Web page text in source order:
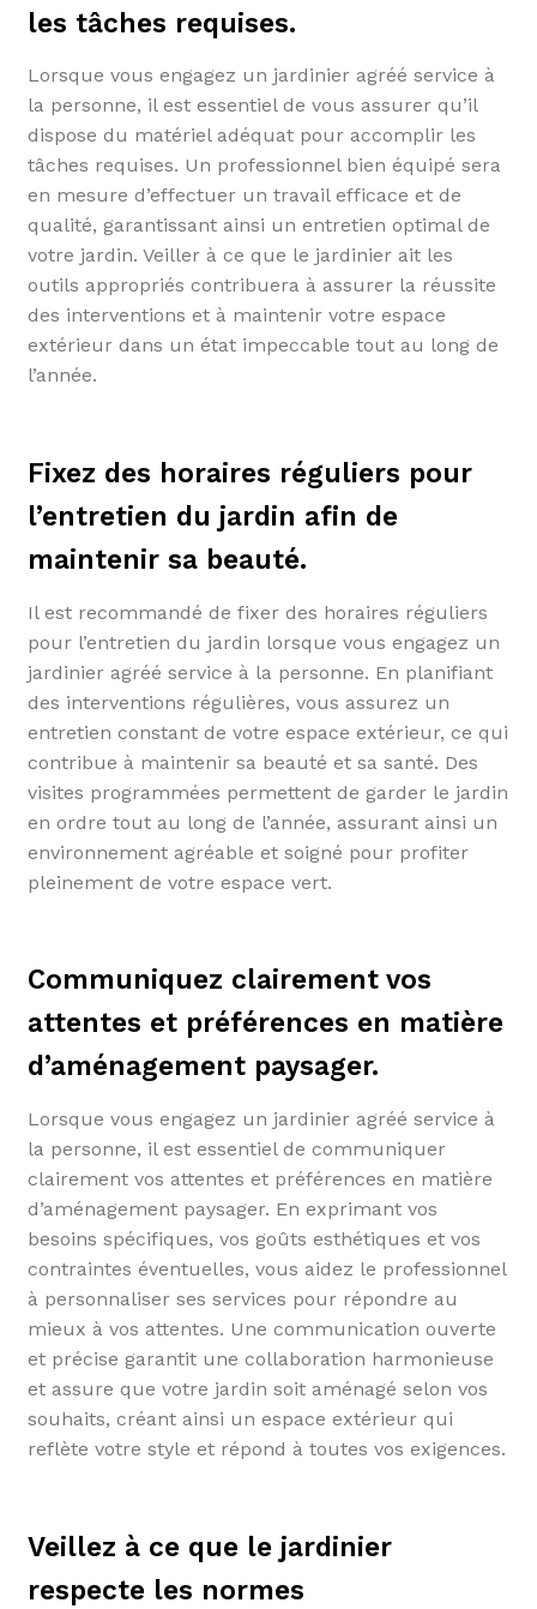
les tâches requises.
Lorsque vous engagez un jardinier agréé service à
la personne, il est essentiel de vous assurer qu’il
dispose du matériel adéquat pour accomplir les
tâches requises. Un professionnel bien équipé sera
en mesure d’effectuer un travail efficace et de
qualité, garantissant ainsi un entretien optimal de
votre jardin. Veiller à ce que le jardinier ait les
outils appropriés contribuera à assurer la réussite
des interventions et à maintenir votre espace
extérieur dans un état impeccable tout au long de
l’année.
Fixez des horaires réguliers pour
l’entretien du jardin afin de
maintenir sa beauté.
Il est recommandé de fixer des horaires réguliers
pour l’entretien du jardin lorsque vous engagez un
jardinier agréé service à la personne. En planifiant
des interventions régulières, vous assurez un
entretien constant de votre espace extérieur, ce qui
contribue à maintenir sa beauté et sa santé. Des
visites programmées permettent de garder le jardin
en ordre tout au long de l’année, assurant ainsi un
environnement agréable et soigné pour profiter
pleinement de votre espace vert.
Communiquez clairement vos
attentes et préférences en matière
d’aménagement paysager.
Lorsque vous engagez un jardinier agréé service à
la personne, il est essentiel de communiquer
clairement vos attentes et préférences en matière
d’aménagement paysager. En exprimant vos
besoins spécifiques, vos goûts esthétiques et vos
contraintes éventuelles, vous aidez le professionnel
à personnaliser ses services pour répondre au
mieux à vos attentes. Une communication ouverte
et précise garantit une collaboration harmonieuse
et assure que votre jardin soit aménagé selon vos
souhaits, créant ainsi un espace extérieur qui
reflète votre style et répond à toutes vos exigences.
Veillez à ce que le jardinier
respecte les normes